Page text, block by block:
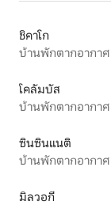
ชิคาโก
บ้านพักตากอากาศ
โคลัมบัส
บ้านพักตากอากาศ
ซินซินแนติ
บ้านพักตากอากาศ
มิลวอกี